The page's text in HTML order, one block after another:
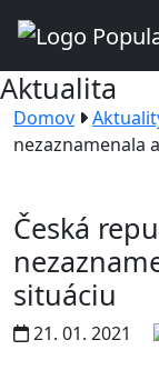
Aktualita
Domov
nezaznamenala
Česká
situáciu
21. 01. 2021